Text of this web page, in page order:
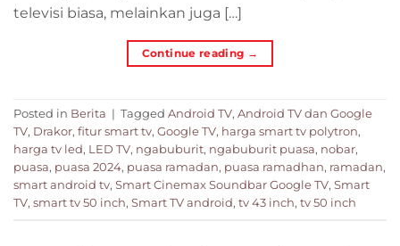
televisi biasa, melainkan juga […]
Continue reading →
Posted in Berita | Tagged Android TV, Android TV dan Google
TV, Drakor, fitur smart tv, Google TV, harga smart tv polytron,
harga tv led, LED TV, ngabuburit, ngabuburit puasa, nobar,
puasa, puasa 2024, puasa ramadan, puasa ramadhan, ramadan,
smart android tv, Smart Cinemax Soundbar Google TV, Smart
TV, smart tv 50 inch, Smart TV android, tv 43 inch, tv 50 inch